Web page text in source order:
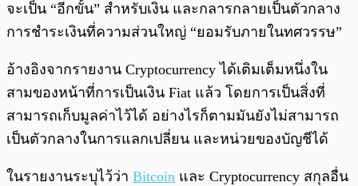
จะเป็น “อีกขั้น” สำหรับเงิน และกลารกลายเป็นตัวกลาง
การชำระเงินที่ความส่วนใหญ่ “ยอมรับภายในทศวรรษ”
อ้างอิงจากรายงาน Cryptocurrency ได้เติมเต็มหนึ่งใน
สามของหน้าที่การเป็นเงิน Fiat แล้ว โดยการเป็นสิ่งที่
สามารถเก็บมูลค่าไว้ได้ อย่างไรก็ตามมันยังไม่สามารถ
เป็นตัวกลางในการแลกเปลี่ยน และหน่วยของบัญชีได้
ในรายงานระบุไว้ว่า Bitcoin และ Cryptocurrency สกุลอื่น